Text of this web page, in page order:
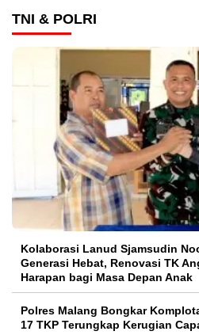
TNI & POLRI
Kolaborasi Lanud Sjamsudin
Generasi Hebat, Renovasi TK
Harapan bagi Masa Depan Anak
Polres Malang Bongkar
17 TKP Terungkap Kerugian